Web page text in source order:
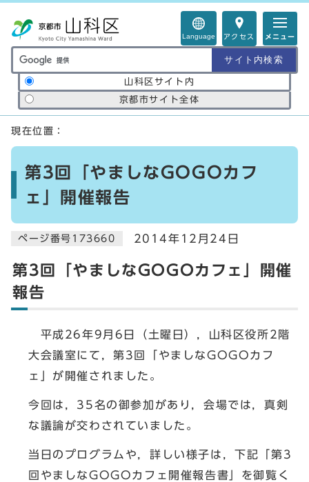
Language アクセス メニュー
サイト内検索の範囲
山科区サイト内
京都市サイト全体
ここから本文です
現在位置：
第3回「やましなGOGOカフ
ェ」開催報告
ページ番号173660 2014年12月24日
第3回「やましなGOGOカフェ」開催
報告
平成26年9月6日（土曜日），山科区役所2階
大会議室にて，第3回「やましなGOGOカフ
ェ」が開催されました。
今回は，35名の御参加があり，会場では，真剣
な議論が交わされていました。
当日のプログラムや，詳しい様子は，下記「第3
回やましなGOGOカフェ開催報告書」を御覧く